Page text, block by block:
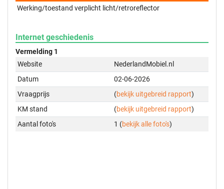
Werking/toestand verplicht licht/retroreflector
Internet geschiedenis
Vermelding 1
Website
NederlandMobiel.nl
Datum
02-06-2026
Vraagprijs
(bekijk uitgebreid rapport)
KM stand
(bekijk uitgebreid rapport)
Aantal foto's
1 (bekijk alle foto's)